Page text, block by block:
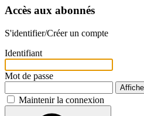
Accès aux abonnés
S'identifier/Créer un compte
Identifiant
Mot de passe
Maintenir la connexion